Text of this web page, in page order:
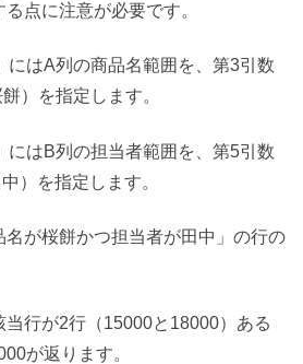
点に注意が必要です。
にはA列の商品名範囲を、第3引数
）を指定します。
にはB列の担当者範囲を、第5引数
）を指定します。
名が桜餅かつ担当者が田中」の行の
行が2行（15000と18000）ある
が返ります。